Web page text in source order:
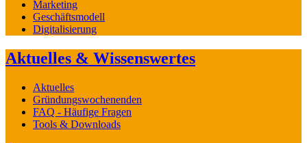
Marketing
Geschäftsmodell
Digitalisierung
Aktuelles & Wissenswertes
Aktuelles
Gründungswochenenden
FAQ - Häufige Fragen
Tools & Downloads